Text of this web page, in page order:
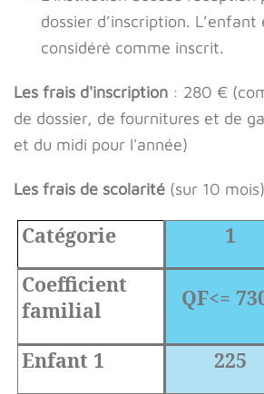
dossier d’inscription. L’enfant
considéré comme inscrit.
Les frais d'inscription : 280 €
de dossier, de fournitures et de
et du midi pour l'année)
Les frais de scolarité (sur 10
Catégorie 1
Coefficient
familial
QF<=
Enfant 1 225